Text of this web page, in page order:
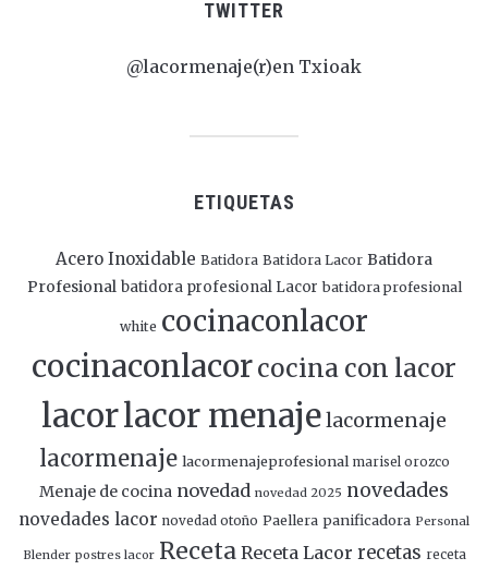
TWITTER
@lacormenaje(r)en Txioak
ETIQUETAS
Acero Inoxidable Batidora Batidora Lacor Batidora
Profesional batidora profesional Lacor batidora profesional
white cocinaconlacor
cocinaconlacorcocina con lacor
lacorlacor menajelacormenaje
lacormenaje lacormenajeprofesional marisel orozco
Menaje de cocina novedad novedad 2025 novedades
novedades lacor novedad otoño Paellera panificadora Personal
Blender postres lacor Receta Receta Lacor recetas receta